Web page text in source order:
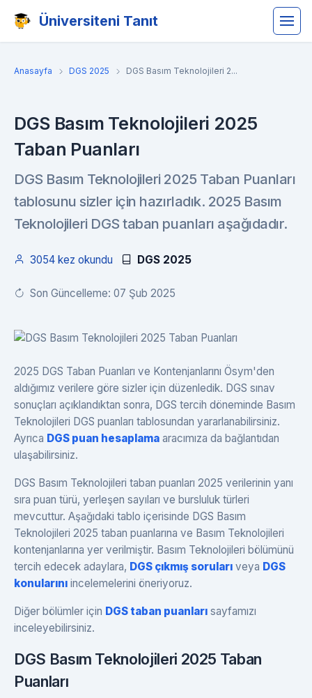
Üniversiteni Tanıt
Anasayfa DGS 2025 DGS Basım Teknolojileri 2...
DGS Basım Teknolojileri 2025
Taban Puanları
DGS Basım Teknolojileri 2025 Taban Puanları
tablosunu sizler için hazırladık. 2025 Basım
Teknolojileri DGS taban puanları aşağıdadır.
3054 kez okundu DGS 2025
Son Güncelleme: 07 Şub 2025
2025 DGS Taban Puanları ve Kontenjanlarını Ösym'den
aldığımız verilere göre sizler için düzenledik. DGS sınav
sonuçları açıklandıktan sonra, DGS tercih döneminde Basım
Teknolojileri DGS puanları tablosundan yararlanabilirsiniz.
Ayrıca DGS puan hesaplama aracımıza da bağlantıdan
ulaşabilirsiniz.
DGS Basım Teknolojileri taban puanları 2025 verilerinin yanı
sıra puan türü, yerleşen sayıları ve bursluluk türleri
mevcuttur. Aşağıdaki tablo içerisinde DGS Basım
Teknolojileri 2025 taban puanlarına ve Basım Teknolojileri
kontenjanlarına yer verilmiştir. Basım Teknolojileri bölümünü
tercih edecek adaylara, DGS çıkmış soruları veya DGS
konularını incelemelerini öneriyoruz.
Diğer bölümler için DGS taban puanları sayfamızı
inceleyebilirsiniz.
DGS Basım Teknolojileri 2025 Taban
Puanları